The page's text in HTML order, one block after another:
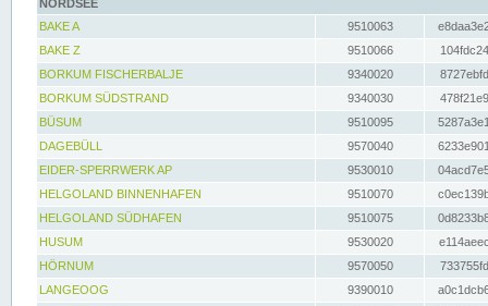
NORDSEE
BAKE A
9510063
BAKE Z
9510066
BORKUM FISCHERBALJE
9340020
BORKUM SÜDSTRAND
9340030
BÜSUM
9510095
DAGEBÜLL
9570040
EIDER-SPERRWERK AP
9530010
HELGOLAND BINNENHAFEN
9510070
HELGOLAND SÜDHAFEN
9510075
HUSUM
9530020
HÖRNUM
9570050
LANGEOOG
9390010